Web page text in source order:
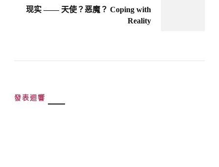
现实 —— 天使？恶魔？ Coping with
Reality
發表迴響